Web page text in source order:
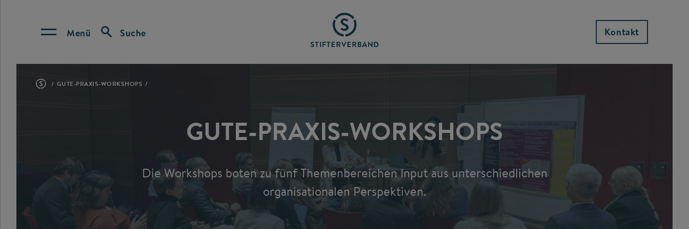
Menü Suche Kontakt
GUTE-PRAXIS-WORKSHOPS
GUTE-PRAXIS-WORKSHOPS
Die Workshops boten zu fünf Themenbereichen Input aus unterschiedlichen
organisationalen Perspektiven.